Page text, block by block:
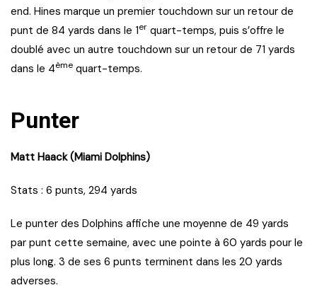
end. Hines marque un premier touchdown sur un retour de
punt de 84 yards dans le 1er quart-temps, puis s’offre le
doublé avec un autre touchdown sur un retour de 71 yards
dans le 4ème quart-temps.
Punter
Matt Haack (Miami Dolphins)
Stats : 6 punts, 294 yards
Le punter des Dolphins affiche une moyenne de 49 yards
par punt cette semaine, avec une pointe à 60 yards pour le
plus long. 3 de ses 6 punts terminent dans les 20 yards
adverses.